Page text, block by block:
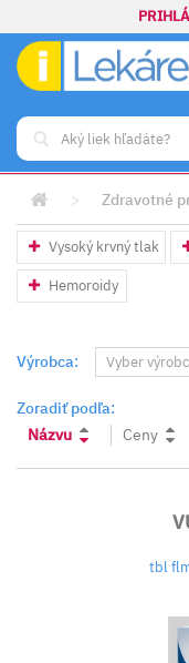
> Zdravotné
Vysoký krvný tlak
Hemoroidy
Výrobca:
Zoradiť podľa:
Názvu
Ceny
tbl